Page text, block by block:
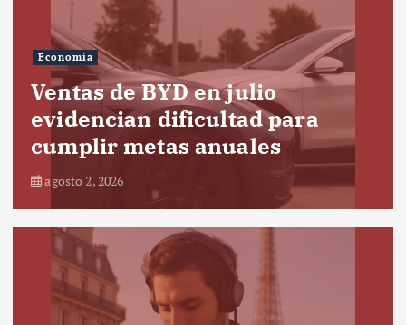
Economía
Ventas de BYD en julio
evidencian dificultad para
cumplir metas anuales
agosto 2, 2026